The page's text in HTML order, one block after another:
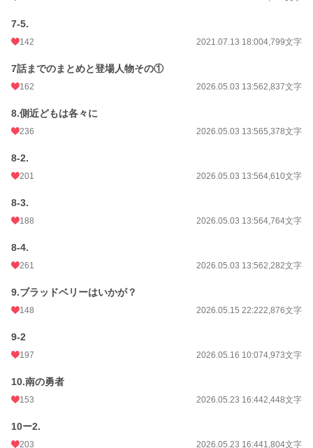
7-5.
142 2021.07.13 18:004,799文字
7話までのまとめと登場人物その①
162 2026.05.03 13:562,837文字
8.側近どもは各々に
236 2026.05.03 13:565,378文字
8-2.
201 2026.05.03 13:564,610文字
8-3.
188 2026.05.03 13:564,764文字
8-4.
261 2026.05.03 13:562,282文字
9.ブラッドベリーはいかが？
148 2026.05.15 22:222,876文字
9-2
197 2026.05.16 10:074,973文字
10.南の勇者
153 2026.05.23 16:442,448文字
10ー2.
203 2026.05.23 16:441,804文字